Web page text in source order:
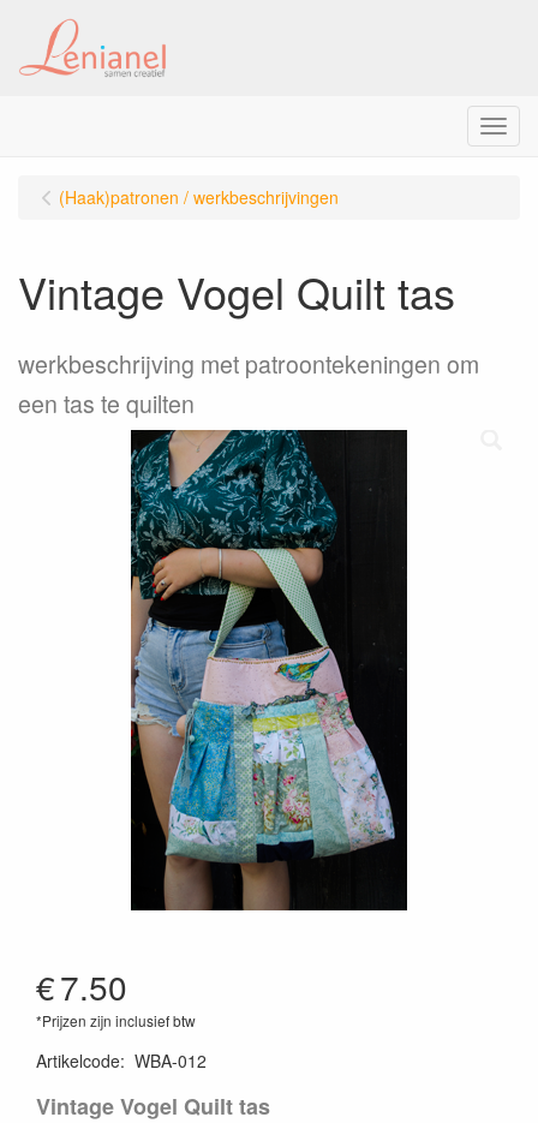
Menu
(Haak)patronen / werkbeschrijvingen
Vintage Vogel Quilt tas
werkbeschrijving met patroontekeningen om
een tas te quilten
€7.50
*Prijzen zijn inclusief btw
Artikelcode: WBA-012
Vintage Vogel Quilt tas